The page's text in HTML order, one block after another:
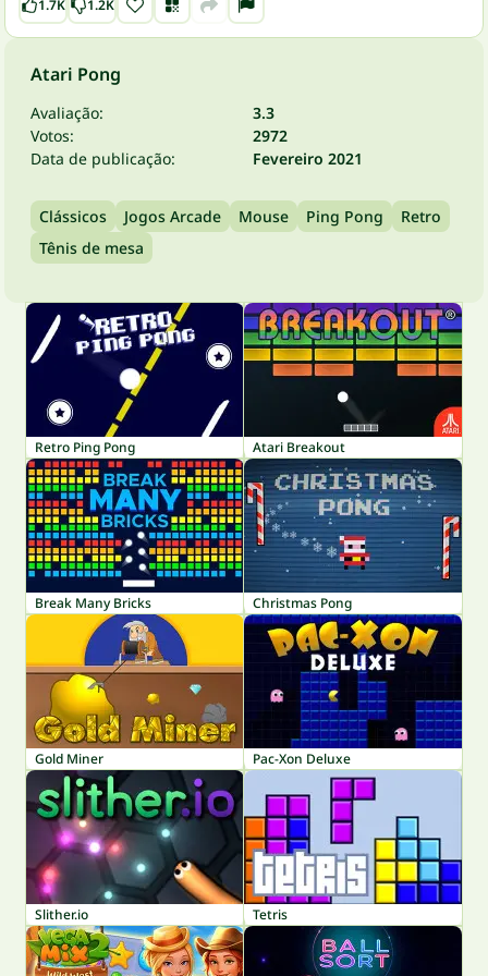
1.7K 1.2K
Atari Pong
Avaliação:
3.3
Votos:
2972
Data de publicação:
Fevereiro 2021
Clássicos Jogos Arcade Mouse Ping Pong
Retro
Tênis de mesa
Retro Ping Pong Atari Breakout
Break Many Bricks Christmas Pong
Gold Miner Pac-Xon Deluxe
Slither.io Tetris